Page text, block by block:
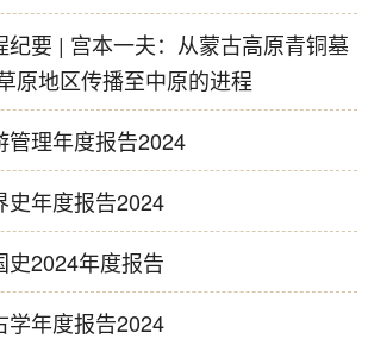
纪要 | 宫本一夫：从蒙古高原青铜墓
原地区传播至中原的进程
管理年度报告2024
史年度报告2024
史2024年度报告
学年度报告2024